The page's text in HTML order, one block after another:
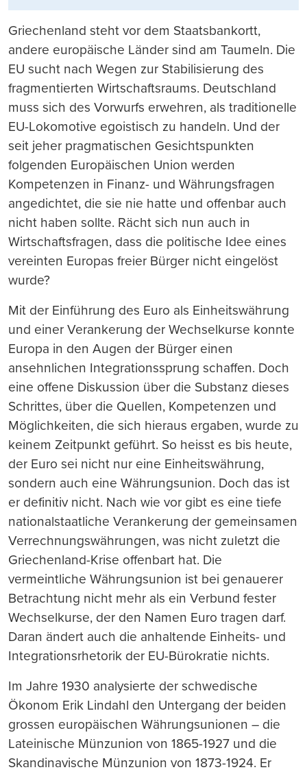
Griechenland steht vor dem Staatsbankortt,
andere europäische Länder sind am Taumeln. Die
EU sucht nach Wegen zur Stabilisierung des
fragmentierten Wirtschaftsraums. Deutschland
muss sich des Vorwurfs erwehren, als traditionelle
EU-Lokomotive egoistisch zu handeln. Und der
seit jeher pragmatischen Gesichtspunkten
folgenden Europäischen Union werden
Kompetenzen in Finanz- und Währungsfragen
angedichtet, die sie nie hatte und offenbar auch
nicht haben sollte. Rächt sich nun auch in
Wirtschaftsfragen, dass die politische Idee eines
vereinten Europas freier Bürger nicht eingelöst
wurde?
Mit der Einführung des Euro als Einheitswährung
und einer Verankerung der Wechselkurse konnte
Europa in den Augen der Bürger einen
ansehnlichen Integrationssprung schaffen. Doch
eine offene Diskussion über die Substanz dieses
Schrittes, über die Quellen, Kompetenzen und
Möglichkeiten, die sich hieraus ergaben, wurde zu
keinem Zeitpunkt geführt. So heisst es bis heute,
der Euro sei nicht nur eine Einheitswährung,
sondern auch eine Währungsunion. Doch das ist
er definitiv nicht. Nach wie vor gibt es eine tiefe
nationalstaatliche Verankerung der gemeinsamen
Verrechnungswährungen, was nicht zuletzt die
Griechenland-Krise offenbart hat. Die
vermeintliche Währungsunion ist bei genauerer
Betrachtung nicht mehr als ein Verbund fester
Wechselkurse, der den Namen Euro tragen darf.
Daran ändert auch die anhaltende Einheits- und
Integrationsrhetorik der EU-Bürokratie nichts.
Im Jahre 1930 analysierte der schwedische
Ökonom Erik Lindahl den Untergang der beiden
grossen europäischen Währungsunionen – die
Lateinische Münzunion von 1865-1927 und die
Skandinavische Münzunion von 1873-1924. Er